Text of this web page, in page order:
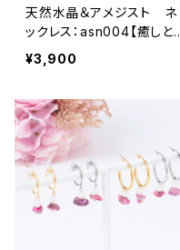
天然水晶＆アメジスト ネ
ックレス：asn004【癒しと
心感、穏やかな愛情】
¥3,900